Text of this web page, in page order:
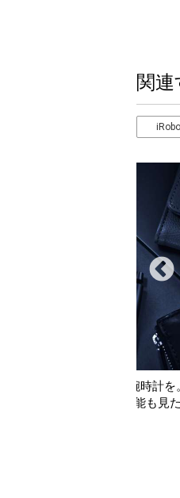
関
【編集部員が選んだ「指名買
らイチオシアイテムをピックア